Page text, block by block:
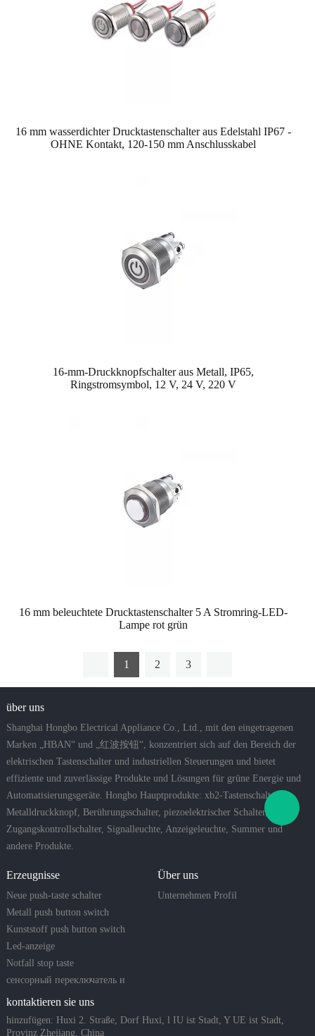
16 mm wasserdichter Drucktastenschalter aus Edelstahl IP67 -
OHNE Kontakt, 120-150 mm Anschlusskabel
16-mm-Druckknopfschalter aus Metall, IP65,
Ringstromsymbol, 12 V, 24 V, 220 V
16 mm beleuchtete Drucktastenschalter 5 A Stromring-LED-
Lampe rot grün
1 2 3
über uns
Shanghai Hongbo Electrical Appliance Co., Ltd., mit den eingetragenen
Marken „HBAN“ und „红波按钮“, konzentriert sich auf den Bereich der
elektrischen Tastenschalter und industriellen Steuerungen und bietet
effiziente und zuverlässige Produkte und Lösungen für grüne Energie und
Automatisierungsgeräte. Hongbo Hauptprodukte: xb2-Tastenschalter,
Metalldruckknopf, Berührungsschalter, piezoelektrischer Schalter,
Zugangskontrollschalter, Signalleuchte, Anzeigeleuchte, Summer und
andere Produkte.
Erzeugnisse
Neue push-taste schalter
Metall push button switch
Kunststoff push button switch
Led-anzeige
Notfall stop taste
сенсорный переключатель и
пьезо-кнопка
Über uns
Unternehmen Profil
kontaktieren sie uns
hinzufügen: Huxi 2. Straße, Dorf Huxi, l IU ist Stadt, Y UE ist Stadt,
Provinz Zhejiang, China